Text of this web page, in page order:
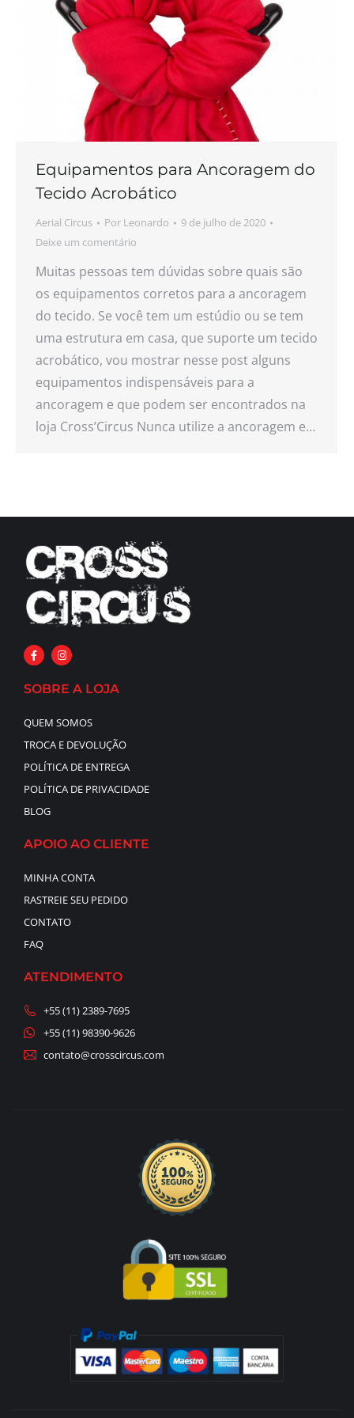
Equipamentos para Ancoragem do
Tecido Acrobático
Aerial Circus Por Leonardo
9 de julho de 2020
Deixe um comentário
Muitas pessoas tem dúvidas sobre quais são
os equipamentos corretos para a ancoragem
do tecido. Se você tem um estúdio ou se tem
uma estrutura em casa, que suporte um tecido
acrobático, vou mostrar nesse post alguns
equipamentos indispensáveis para a
ancoragem e que podem ser encontrados na
loja Cross’Circus Nunca utilize a ancoragem e…
SOBRE A LOJA
QUEM SOMOS
TROCA E DEVOLUÇÃO
POLÍTICA DE ENTREGA
POLÍTICA DE PRIVACIDADE
BLOG
APOIO AO CLIENTE
MINHA CONTA
RASTREIE SEU PEDIDO
CONTATO
FAQ
ATENDIMENTO
+55 (11) 2389-7695
+55 (11) 98390-9626
contato@crosscircus.com